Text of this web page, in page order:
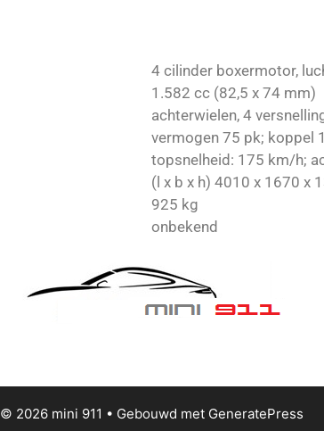
4 cilinder boxermotor,
1.582 cc (82,5 x 74 mm)
achterwielen, 4
vermogen 75 pk; koppel
topsnelheid: 175 km/h;
(l x b x h) 4010 x 1670 x
925 kg
onbekend
© 2026 mini 911 • Gebouwd met GeneratePress